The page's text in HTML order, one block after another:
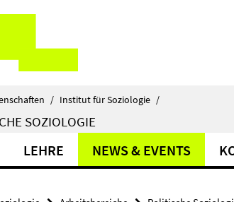
/ Institut für Soziologie /
SOZIOLOGIE
LEHRE NEWS & EVENTS